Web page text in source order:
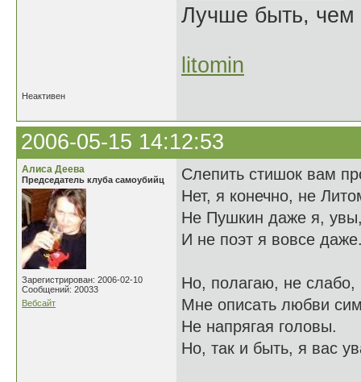
Лучше быть, чем
litomin
Неактивен
2006-05-15 14:12:53
Алиса Деева
Председатель клуба самоубийц
Зарегистрирован: 2006-02-10
Сообщений: 20033
Вебсайт
Слепить стишок вам
Нет, я конечно, не
Не Пушкин даже я,
И не поэт я вовсе
Но, полагаю, не слабо,
Мне описать любви
Не напрягая головы.
Но, так и быть, я вас